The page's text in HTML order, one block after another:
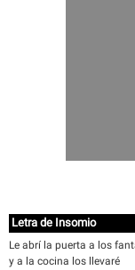
Letra de Insomio
Le abrí la puerta a los
y a la cocina los llevaré